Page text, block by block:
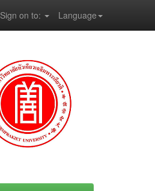
Language
Sign on to: